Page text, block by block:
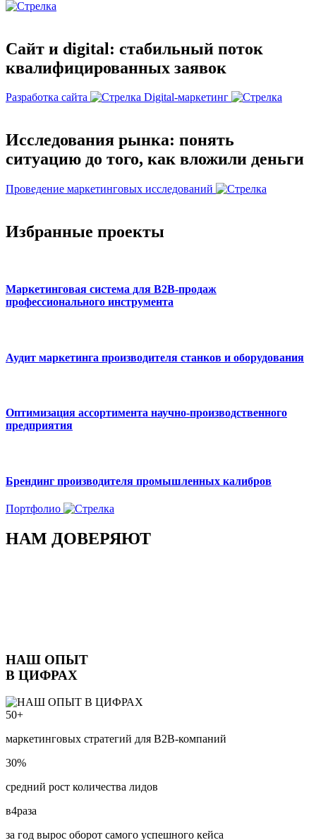
Сайт и digital: стабильный поток
квалифицированных заявок
Разработка сайта Digital-маркетинг
Исследования рынка: понять
ситуацию до того, как вложили деньги
Проведение маркетинговых исследований
Избранные проекты
Маркетинговая система для B2B-продаж
профессионального инструмента
Аудит маркетинга производителя станков и оборудования
Оптимизация ассортимента научно-производственного
предприятия
Брендинг производителя промышленных калибров
Портфолио
НАМ ДОВЕРЯЮТ
НАШ ОПЫТ
В ЦИФРАХ
50+
маркетинговых стратегий для B2B-компаний
30%
средний рост количества лидов
в4раза
за год вырос оборот самого успешного кейса